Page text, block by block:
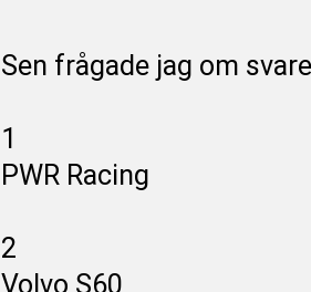
Sen frågade jag om
1
PWR Racing
2
Volvo S60